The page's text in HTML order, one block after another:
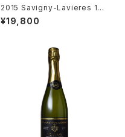
2015 Savigny-Lavieres 1er
Cru / Dm. Tollot Beaut
¥19,800